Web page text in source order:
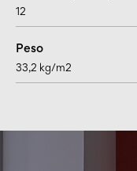
12
Peso
33,2 kg/m2